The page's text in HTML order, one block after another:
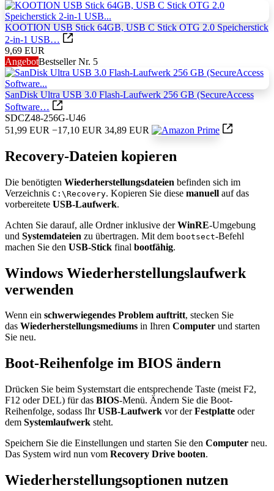
KOOTION USB Stick 64GB, USB C Stick OTG 2.0 Speicherstick
2-in-1 USB…
9,69 EUR
AngebotBestseller Nr. 5
SanDisk Ultra USB 3.0 Flash-Laufwerk 256 GB (SecureAccess
Software…
SDCZ48-256G-U46
51,99 EUR −17,10 EUR 34,89 EUR
Recovery-Dateien kopieren
Die benötigten Wiederherstellungsdateien befinden sich im
Verzeichnis C:\Recovery. Kopieren Sie diese manuell auf das
vorbereitete USB-Laufwerk.​
Achten Sie darauf, alle Ordner inklusive derWinRE-Umgebung
und Systemdateien zu übertragen. Mit dem bootsect-Befehl
machen Sie den USB-Stick final bootfähig.​
Windows Wiederherstellungslaufwerk
verwenden
Wenn ein schwerwiegendes Problem auftritt, stecken Sie
das Wiederherstellungsmediums in Ihren Computer und starten
Sie neu.​
Boot-Reihenfolge im BIOS ändern
Drücken Sie beim Systemstart die entsprechende Taste (meist F2,
F12 oder DEL) für das BIOS-Menü. Ändern Sie die Boot-
Reihenfolge, sodass IhrUSB-Laufwerk vor derFestplatte oder
dem Systemlaufwerk steht.​
Speichern Sie die Einstellungen und starten Sie den Computer neu.
Das System wird nun vom Recovery Drive booten.
Wiederherstellungsoptionen nutzen